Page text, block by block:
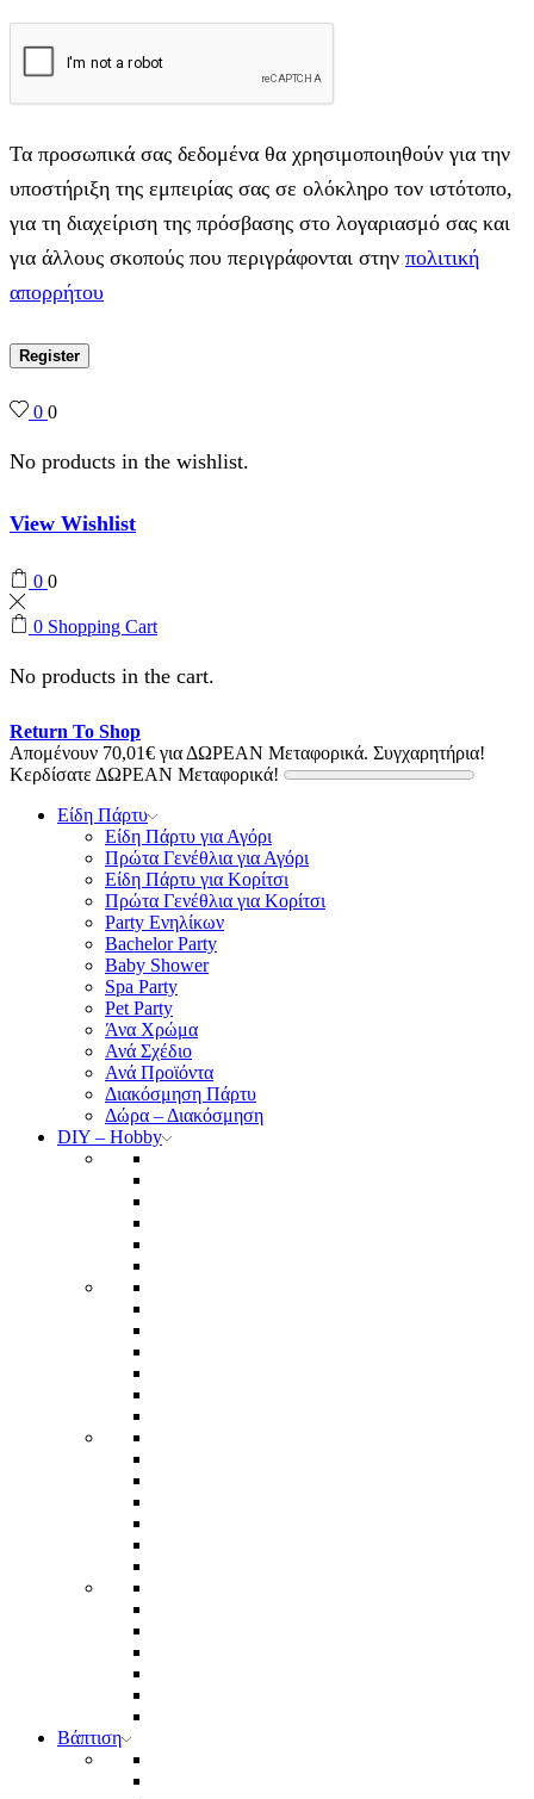
Τα προσωπικά σας δεδομένα θα χρησιμοποιηθούν για την
υποστήριξη της εμπειρίας σας σε ολόκληρο τον ιστότοπο,
για τη διαχείριση της πρόσβασης στο λογαριασμό σας και
για άλλους σκοπούς που περιγράφονται στην πολιτική
απορρήτου
Register
0 0
No products in the wishlist.
View Wishlist
0 0
0 Shopping Cart
No products in the cart.
Return To Shop
Απομένουν 70,01€ για ΔΩΡΕΑΝ Μεταφορικά. Συγχαρητήρια!
Κερδίσατε ΔΩΡΕΑΝ Μεταφορικά!
Είδη Πάρτυ
Είδη Πάρτυ για Αγόρι
Πρώτα Γενέθλια για Αγόρι
Είδη Πάρτυ για Κορίτσι
Πρώτα Γενέθλια για Κορίτσι
Party Ενηλίκων
Bachelor Party
Baby Shower
Spa Party
Pet Party
Άνα Χρώμα
Ανά Σχέδιο
Ανά Προϊόντα
Διακόσμηση Πάρτυ
Δώρα – Διακόσμηση
DIY – Hobby
Βάπτιση